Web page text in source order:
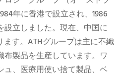
ての製品
い合わせ
年に香港で設立され、1986
設立しました。現在、中国に
す。ATHグループは主に不織
製品を生産しています。ワ
ュ、医療用使い捨て製品、ベ